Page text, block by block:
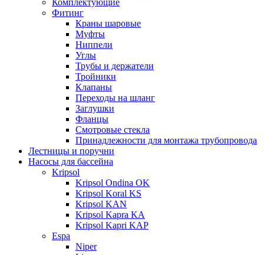
Комплектующие
Фитинг
Краны шаровые
Муфты
Ниппели
Углы
Трубы и держатели
Тройники
Клапаны
Переходы на шланг
Заглушки
Фланцы
Смотровые стекла
Принадлежности для монтажа трубопровода
Лестницы и поручни
Насосы для бассейна
Kripsol
Kripsol Ondina ОK
Kripsol Koral KS
Kripsol KAN
Kripsol Kapra KA
Kripsol Kapri KAP
Espa
Niper